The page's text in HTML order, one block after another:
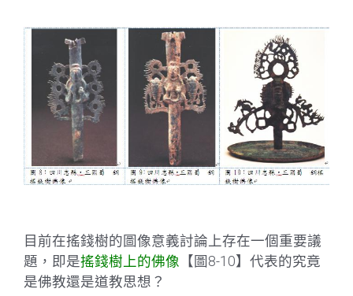
目前在搖錢樹的圖像意義討論上存在一個重要議
題，即是搖錢樹上的佛像 【圖8-10】代表的究竟
是佛教還是道教思想？